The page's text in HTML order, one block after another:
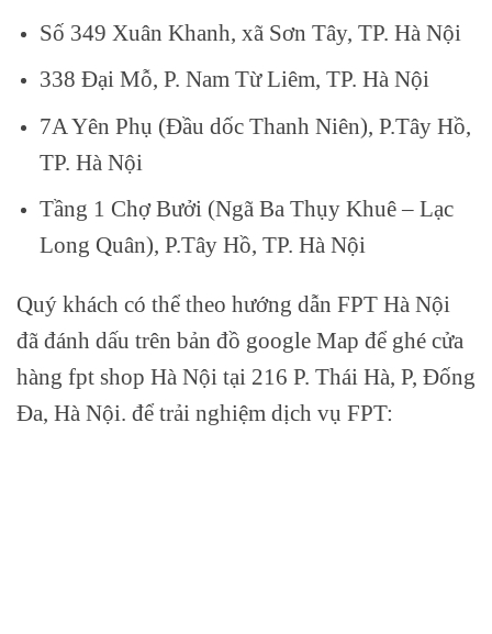
Số 349 Xuân Khanh, xã Sơn Tây, TP. Hà Nội
338 Đại Mỗ, P. Nam Từ Liêm, TP. Hà Nội
7A Yên Phụ (Đầu dốc Thanh Niên), P.Tây Hồ,
TP. Hà Nội
Tầng 1 Chợ Bưởi (Ngã Ba Thụy Khuê – Lạc
Long Quân), P.Tây Hồ, TP. Hà Nội
Quý khách có thể theo hướng dẫn FPT Hà Nội
đã đánh dấu trên bản đồ google Map để ghé cửa
hàng fpt shop Hà Nội tại 216 P. Thái Hà, P, Đống
Đa, Hà Nội. để trải nghiệm dịch vụ FPT: